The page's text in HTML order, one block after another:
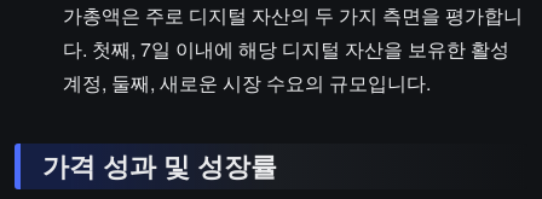
가총액은 주로 디지털 자산의 두 가지 측면을 평가합니
다. 첫째, 7일 이내에 해당 디지털 자산을 보유한 활성
계정, 둘째, 새로운 시장 수요의 규모입니다.
가격 성과 및 성장률